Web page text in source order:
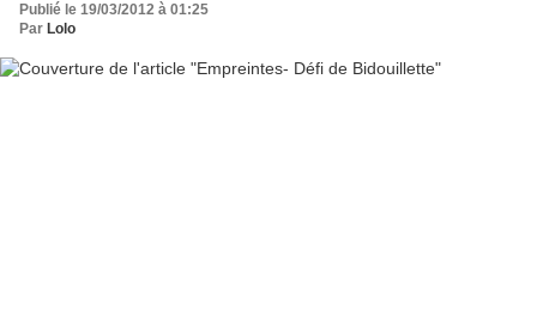
Publié le 19/03/2012 à 01:25
Par Lolo